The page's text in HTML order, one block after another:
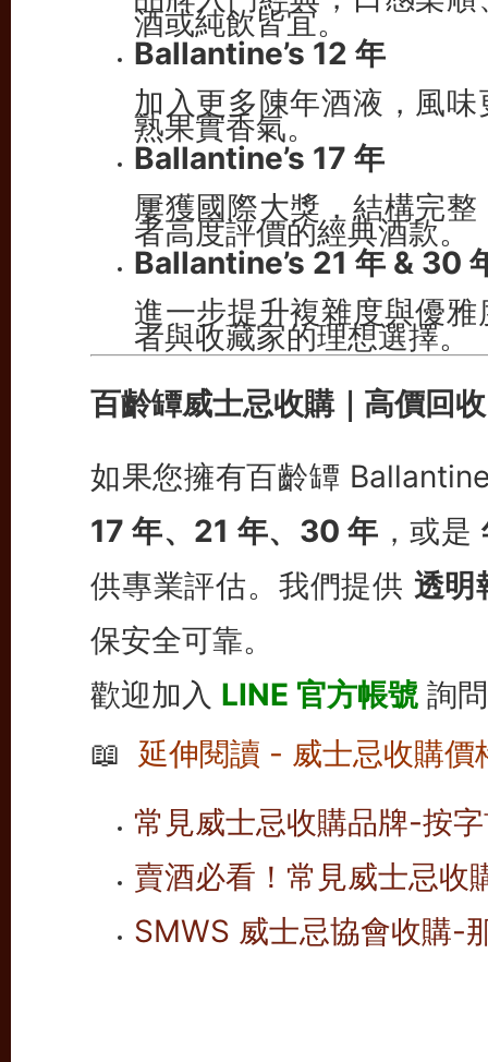
酒或純飲皆宜。
Ballantine’s 12 年
加入更多陳年酒液，風
熟果實香氣。
Ballantine’s 17 年
屢獲國際大獎，結構完
者高度評價的經典酒款。
Ballantine’s 21 年 & 30
進一步提升複雜度與優
者與收藏家的理想選擇。
百齡罈威士忌收購｜高價回
如果您擁有百齡罈
17 年、21 年、30 年 ，或是
供專業評估。我們提供 透明
保安全可靠。
歡迎加入 LINE 官方帳號 詢
📖 延伸閱讀 - 威士忌收購價
常見威士忌收購品牌-按
賣酒必看！常見威士忌收
SMWS 威士忌協會收購-